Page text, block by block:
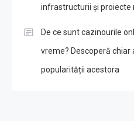
infrastructurii și proiecte
De ce sunt cazinourile
vreme? Descoperă
popularității acestora